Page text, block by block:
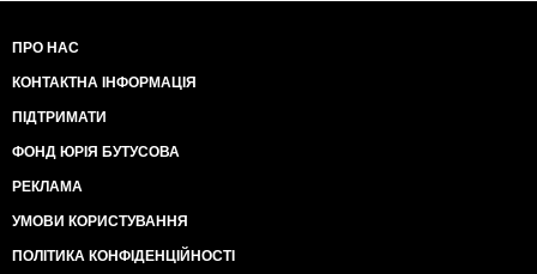
ПРО НАС
КОНТАКТНА ІНФОРМАЦІЯ
ПІДТРИМАТИ
ФОНД ЮРІЯ БУТУСОВА
РЕКЛАМА
УМОВИ КОРИСТУВАННЯ
ПОЛІТИКА КОНФІДЕНЦІЙНОСТІ